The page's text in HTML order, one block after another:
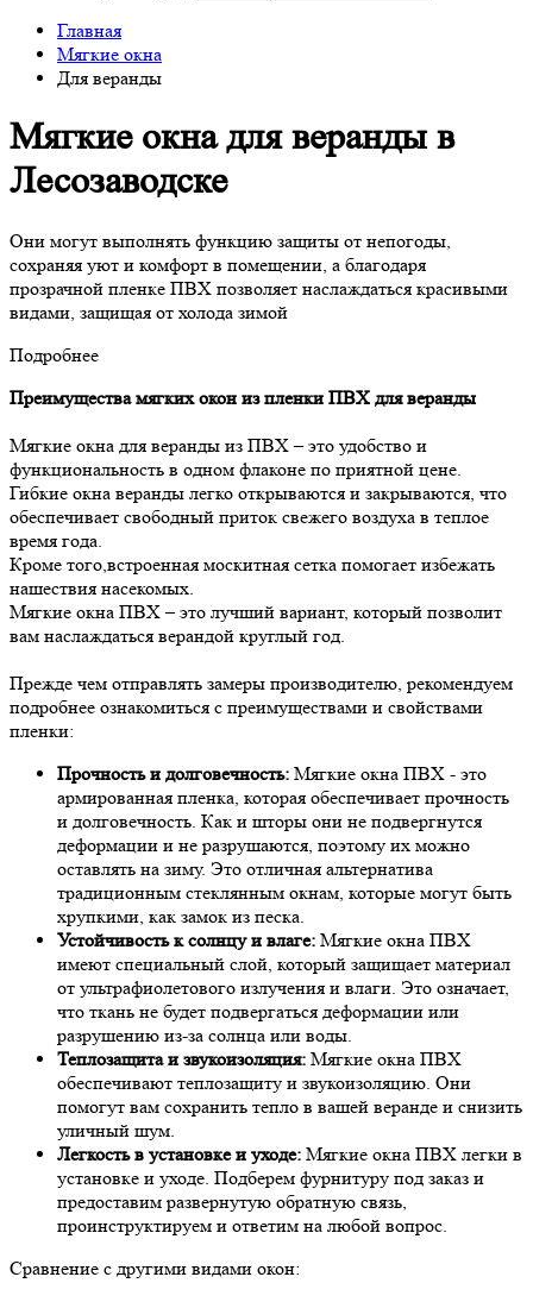
Главная
Мягкие окна
Для веранды
Мягкие окна для веранды в
Лесозаводске
Они могут выполнять функцию защиты от непогоды,
сохраняя уют и комфорт в помещении, а благодаря
прозрачной пленке ПВХ позволяет наслаждаться красивыми
видами, защищая от холода зимой
Подробнее
Преимущества мягких окон из пленки ПВХ для веранды
Мягкие окна для веранды из ПВХ – это удобство и
функциональность в одном флаконе по приятной цене.
Гибкие окна веранды легко открываются и закрываются, что
обеспечивает свободный приток свежего воздуха в теплое
время года.
Кроме того,встроенная москитная сетка помогает избежать
нашествия насекомых.
Мягкие окна ПВХ – это лучший вариант, который позволит
вам наслаждаться верандой круглый год.
Прежде чем отправлять замеры производителю, рекомендуем
подробнее ознакомиться с преимуществами и свойствами
пленки:
Прочность и долговечность: Мягкие окна ПВХ - это
армированная пленка, которая обеспечивает прочность
и долговечность. Как и шторы они не подвергнутся
деформации и не разрушаются, поэтому их можно
оставлять на зиму. Это отличная альтернатива
традиционным стеклянным окнам, которые могут быть
хрупкими, как замок из песка.
Устойчивость к солнцу и влаге: Мягкие окна ПВХ
имеют специальный слой, который защищает материал
от ультрафиолетового излучения и влаги. Это означает,
что ткань не будет подвергаться деформации или
разрушению из-за солнца или воды.
Теплозащита и звукоизоляция: Мягкие окна ПВХ
обеспечивают теплозащиту и звукоизоляцию. Они
помогут вам сохранить тепло в вашей веранде и снизить
уличный шум.
Легкость в установке и уходе: Мягкие окна ПВХ легки в
установке и уходе. Подберем фурнитуру под заказ и
предоставим развернутую обратную связь,
проинструктируем и ответим на любой вопрос.
Сравнение с другими видами окон: